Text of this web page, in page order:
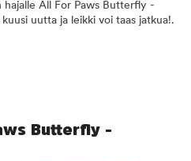
hajalle All For Paws Butterfly -
uutta ja leikki voi taas jatkua!.
Butterfly -